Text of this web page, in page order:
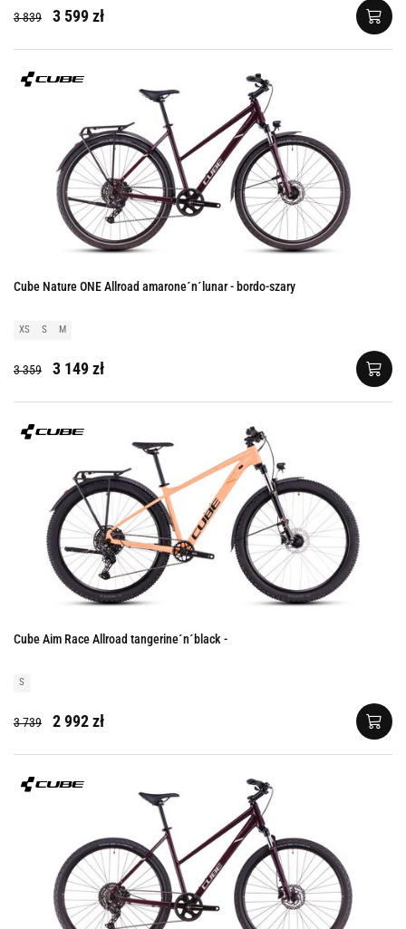
3 839 3 599 zł
Cube Nature ONE Allroad amarone´n´lunar - bordo-szary
XS S M
3 359 3 149 zł
Cube Aim Race Allroad tangerine´n´black -
S
3 739 2 992 zł